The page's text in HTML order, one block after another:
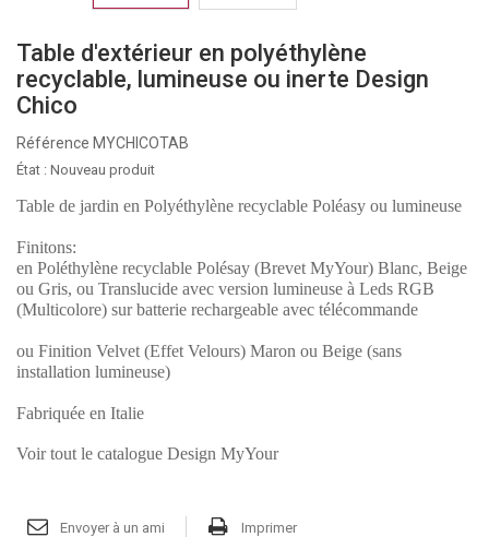
Table d'extérieur en polyéthylène
recyclable, lumineuse ou inerte Design
Chico
Référence MYCHICOTAB
État : Nouveau produit
Table de jardin en Polyéthylène recyclable Poléasy ou lumineuse
Finitons:
en Poléthylène recyclable Polésay (Brevet MyYour) Blanc, Beige
ou Gris, ou Translucide avec version lumineuse à Leds RGB
(Multicolore) sur batterie rechargeable avec télécommande
ou Finition Velvet (Effet Velours) Maron ou Beige (sans
installation lumineuse)
Fabriquée en Italie
Voir tout le catalogue Design MyYour
Envoyer à un ami Imprimer